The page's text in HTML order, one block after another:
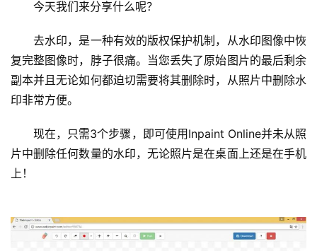
今天我们来分享什么呢？
去水印，是一种有效的版权保护机制，从水印图像中恢
复完整图像时，脖子很痛。当您丢失了原始图片的最后剩余
副本并且无论如何都迫切需要将其删除时，从照片中删除水
印非常方便。
现在，只需3个步骤，即可使用Inpaint Online并未从照
片中删除任何数量的水印，无论照片是在桌面上还是在手机
上！